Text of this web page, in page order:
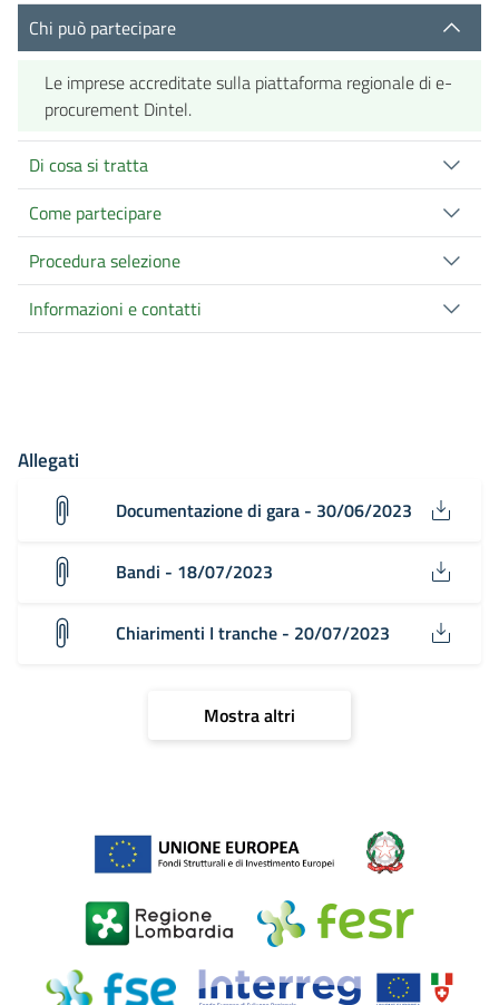
Chi può partecipare
Le imprese accreditate sulla piattaforma regionale di e-
procurement Dintel.
Di cosa si tratta
Come partecipare
Procedura selezione
Informazioni e contatti
Allegati
Documentazione di gara - 30/06/2023
Bandi - 18/07/2023
Chiarimenti I tranche - 20/07/2023
Mostra altri